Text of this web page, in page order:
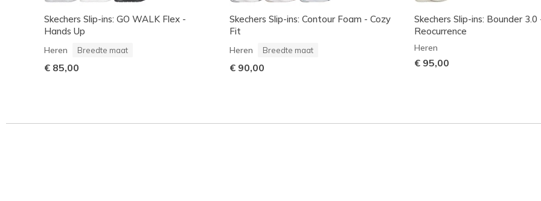
Skechers Slip-ins: GO WALK Flex -
Hands Up
Heren Breedte maat
€ 85,00
Skechers Slip-ins: Contour Foam - Cozy
Fit
Heren Breedte maat
€ 90,00
Skechers Slip-ins: Bounder 3.0
Reocurrence
Heren
€ 95,00